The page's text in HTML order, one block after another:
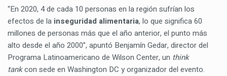
“En 2020, 4 de cada 10 personas en la región sufrían los
efectos de la inseguridad alimentaria, lo que significa 60
millones de personas más que el año anterior, el punto más
alto desde el año 2000”, apuntó Benjamín Gedar, director del
Programa Latinoamericano de Wilson Center, un think
tankcon sede en Washington DC y organizador del evento.